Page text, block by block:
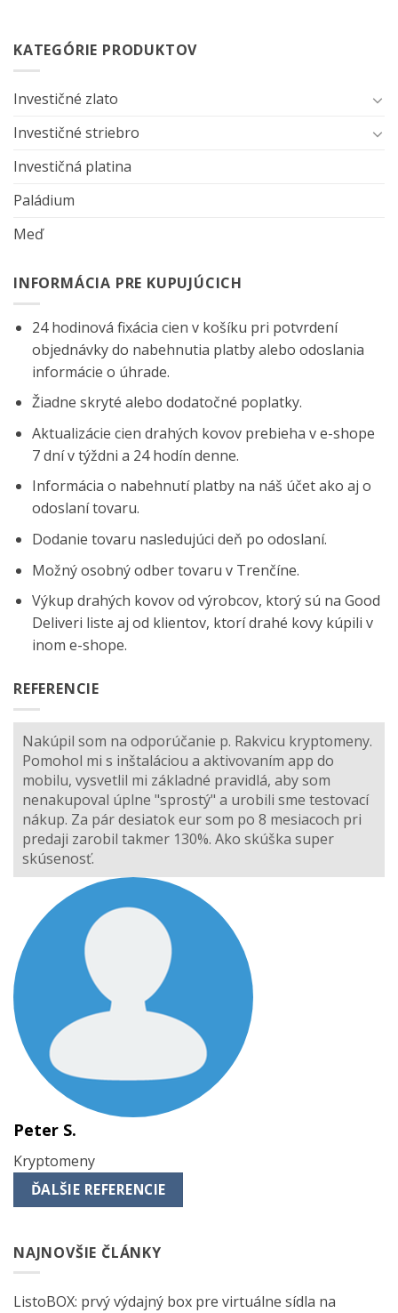
KATEGÓRIE PRODUKTOV
Investičné zlato
Investičné striebro
Investičná platina
Paládium
Meď
INFORMÁCIA PRE KUPUJÚCICH
24 hodinová fixácia cien v košíku pri potvrdení
objednávky do nabehnutia platby alebo odoslania
informácie o úhrade.
Žiadne skryté alebo dodatočné poplatky.
Aktualizácie cien drahých kovov prebieha v e-shope
7 dní v týždni a 24 hodín denne.
Informácia o nabehnutí platby na náš účet ako aj o
odoslaní tovaru.
Dodanie tovaru nasledujúci deň po odoslaní.
Možný osobný odber tovaru v Trenčíne.
Výkup drahých kovov od výrobcov, ktorý sú na Good
Deliveri liste aj od klientov, ktorí drahé kovy kúpili v
inom e-shope.
REFERENCIE
Nakúpil som na odporúčanie p. Rakvicu kryptomeny.
Pomohol mi s inštaláciou a aktivovaním app do
mobilu, vysvetlil mi základné pravidlá, aby som
nenakupoval úplne "sprostý" a urobili sme testovací
nákup. Za pár desiatok eur som po 8 mesiacoch pri
predaji zarobil takmer 130%. Ako skúška super
skúsenosť.
Peter S.
Kryptomeny
ĎALŠIE REFERENCIE
NAJNOVŠIE ČLÁNKY
ListoBOX: prvý výdajný box pre virtuálne sídla na